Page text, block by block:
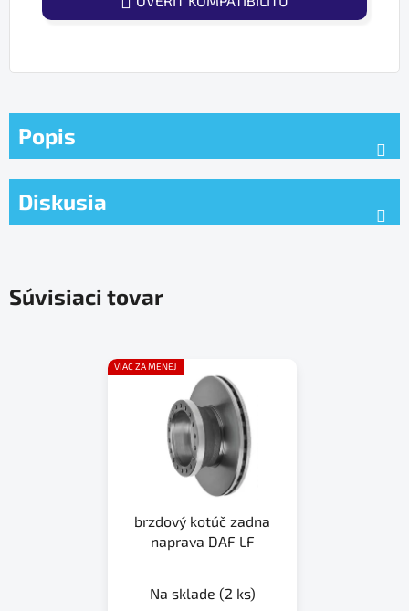
Popis
Diskusia
Súvisiaci tovar
VIAC ZA MENEJ
brzdový kotúč zadna
naprava DAF LF
Na sklade (2 ks)